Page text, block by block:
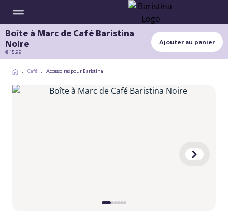
Boîte à Marc de Café Baristina
Noire
€ 15,99
Ajouter au panier
Café Accessoires pour Baristina